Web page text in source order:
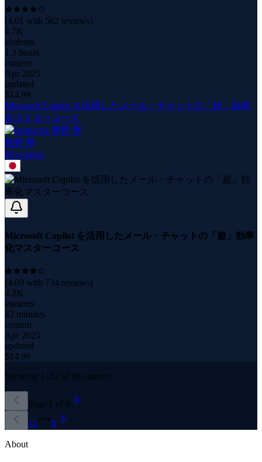
(4.01 with 562 reviews)
4.7K
students
1.3 hours
content
Apr 2025
updated
$14.99
Microsoft Copilot を活用したメール・チャットの「超」効率
化マスターコース
熊野 整
88 courses
Microsoft Copilot を活用したメール・チャットの「超」効率
化マスターコース
(4.09 with 734 reviews)
4.2K
students
42 minutes
content
Apr 2025
updated
$14.99
Showing 1– 12 of 88 courses
Page 1 of 8
1 2 8
About